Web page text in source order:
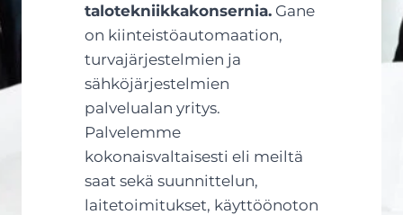
talotekniikkakonsernia. Gane
on kiinteistöautomaation,
turvajärjestelmien ja
sähköjärjestelmien
palvelualan yritys.
Palvelemme
kokonaisvaltaisesti eli meiltä
saat sekä suunnittelun,
laitetoimitukset, käyttöönoton